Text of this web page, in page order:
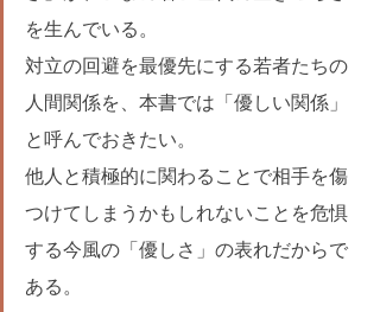
を生んでいる。
対立の回避を最優先にする若者たちの
人間関係を、本書では「優しい関係」
と呼んでおきたい。
他人と積極的に関わることで相手を傷
つけてしまうかもしれないことを危惧
する今風の「優しさ」の表れだからで
ある。